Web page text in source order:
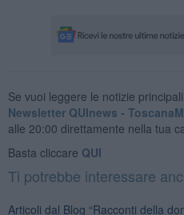
Se vuoi leggere le notizie
Newsletter QUInews -
alle 20:00 direttamente nella tua
Basta cliccare QUI
Ti potrebbe interessare
Articoli dal Blog “Racconti della